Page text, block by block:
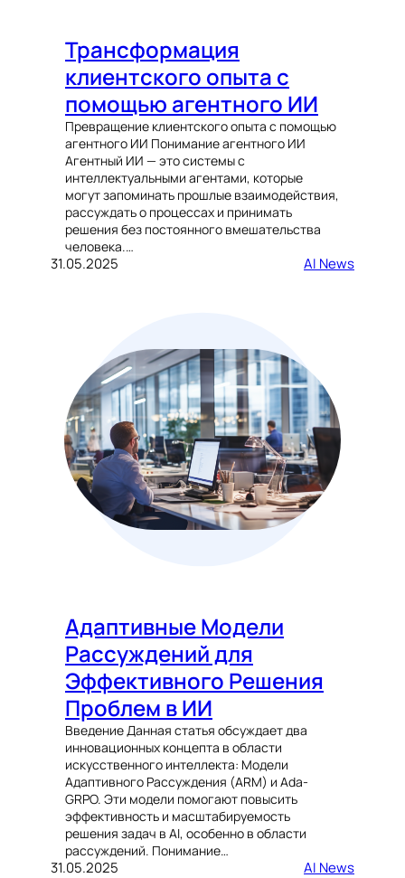
Трансформация
клиентского опыта с
помощью агентного ИИ
Превращение клиентского опыта с помощью
агентного ИИ Понимание агентного ИИ
Агентный ИИ — это системы с
интеллектуальными агентами, которые
могут запоминать прошлые взаимодействия,
рассуждать о процессах и принимать
решения без постоянного вмешательства
человека.…
31.05.2025 AI News
Адаптивные Модели
Рассуждений для
Эффективного Решения
Проблем в ИИ
Введение Данная статья обсуждает два
инновационных концепта в области
искусственного интеллекта: Модели
Адаптивного Рассуждения (ARM) и Ada-
GRPO. Эти модели помогают повысить
эффективность и масштабируемость
решения задач в AI, особенно в области
рассуждений. Понимание…
31.05.2025 AI News